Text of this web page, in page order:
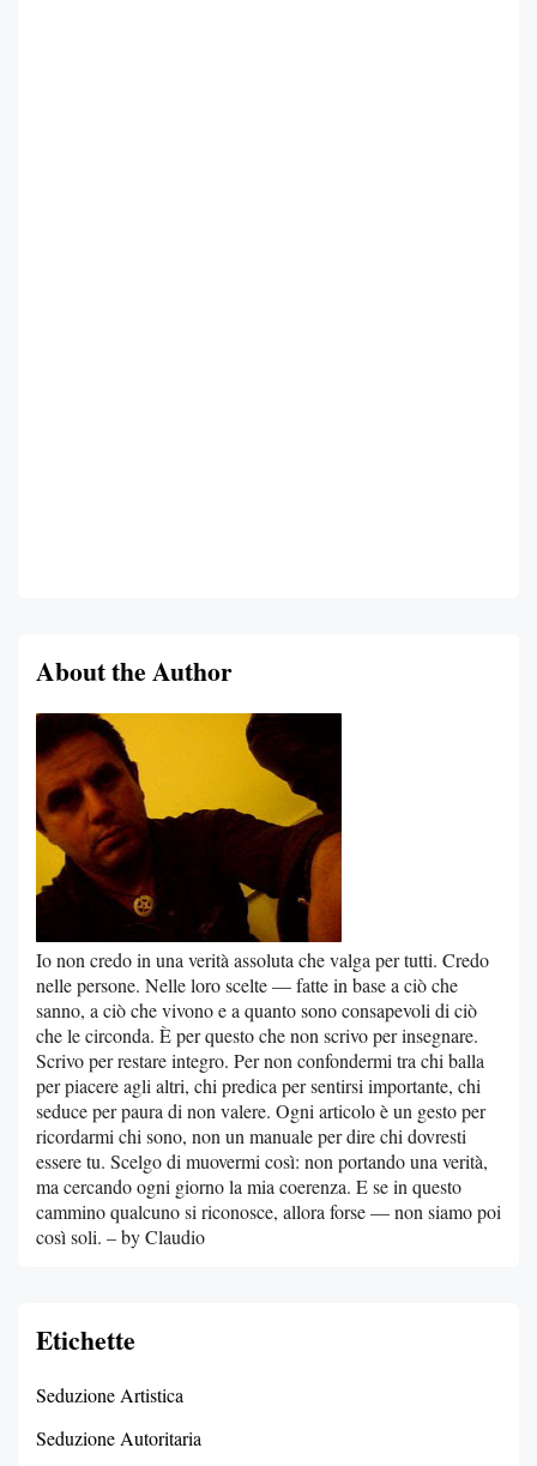
About the Author
Io non credo in una verità assoluta che valga per tutti. Credo
nelle persone. Nelle loro scelte — fatte in base a ciò che
sanno, a ciò che vivono e a quanto sono consapevoli di ciò
che le circonda. È per questo che non scrivo per insegnare.
Scrivo per restare integro. Per non confondermi tra chi balla
per piacere agli altri, chi predica per sentirsi importante, chi
seduce per paura di non valere. Ogni articolo è un gesto per
ricordarmi chi sono, non un manuale per dire chi dovresti
essere tu. Scelgo di muovermi così: non portando una verità,
ma cercando ogni giorno la mia coerenza. E se in questo
cammino qualcuno si riconosce, allora forse — non siamo poi
così soli. – by Claudio
Etichette
Seduzione Artistica
Seduzione Autoritaria